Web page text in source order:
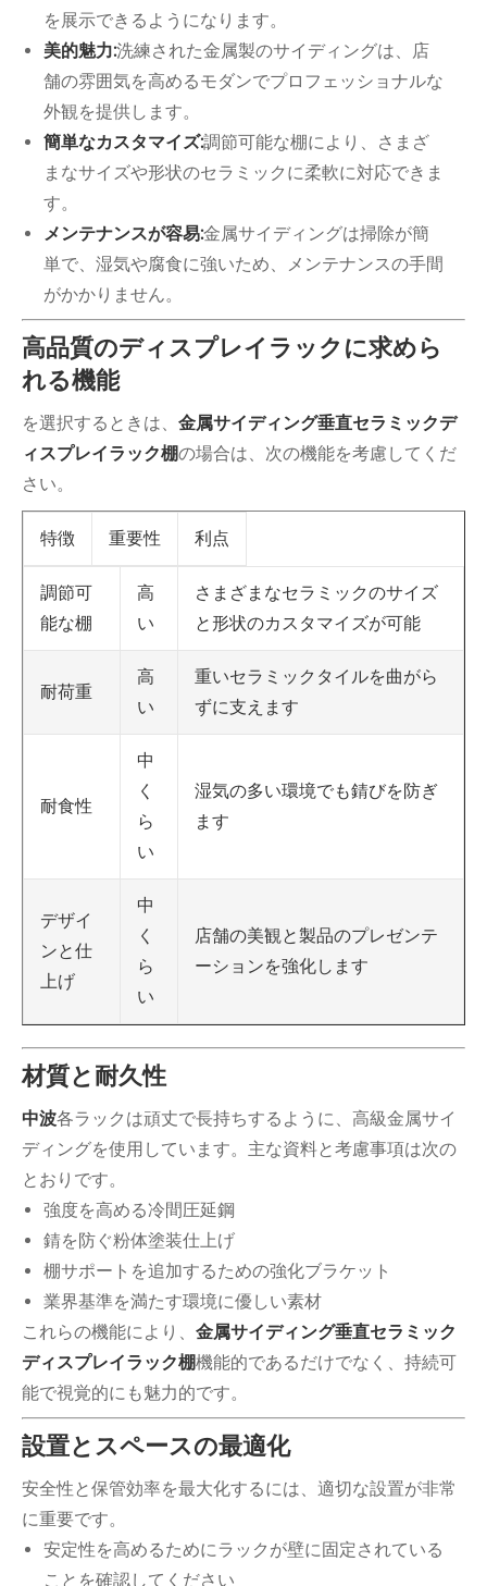
を展示できるようになります。
美的魅力:洗練された金属製のサイディングは、店
舗の雰囲気を高めるモダンでプロフェッショナルな
外観を提供します。
簡単なカスタマイズ:調節可能な棚により、さまざ
まなサイズや形状のセラミックに柔軟に対応できま
す。
メンテナンスが容易:金属サイディングは掃除が簡
単で、湿気や腐食に強いため、メンテナンスの手間
がかかりません。
高品質のディスプレイラックに求めら
れる機能
を選択するときは、 金属サイディング垂直セラミックデ
ィスプレイラック棚の場合は、次の機能を考慮してくだ
さい。
特徴 重要性 利点
調節可
能な棚
高
い
さまざまなセラミックのサイズ
と形状のカスタマイズが可能
耐荷重
高
い
重いセラミックタイルを曲がら
ずに支えます
耐食性
中
く
ら
い
湿気の多い環境でも錆びを防ぎ
ます
デザイ
ンと仕
上げ
中
く
ら
い
店舗の美観と製品のプレゼンテ
ーションを強化します
材質と耐久性
中波各ラックは頑丈で長持ちするように、高級金属サイ
ディングを使用しています。主な資料と考慮事項は次の
とおりです。
強度を高める冷間圧延鋼
錆を防ぐ粉体塗装仕上げ
棚サポートを追加するための強化ブラケット
業界基準を満たす環境に優しい素材
これらの機能により、 金属サイディング垂直セラミック
ディスプレイラック棚機能的であるだけでなく、持続可
能で視覚的にも魅力的です。
設置とスペースの最適化
安全性と保管効率を最大化するには、適切な設置が非常
に重要です。
安定性を高めるためにラックが壁に固定されている
ことを確認してください